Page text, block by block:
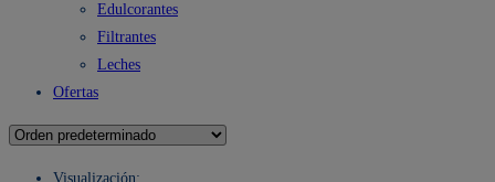
Edulcorantes
Filtrantes
Leches
Ofertas
Visualización: